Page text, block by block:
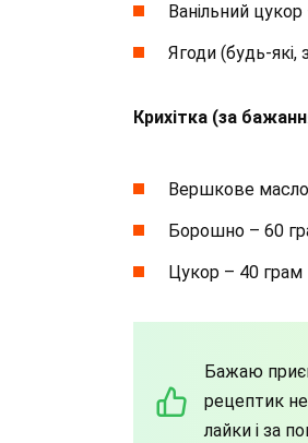
Ванільний
Ягоди (будь-
Крихітка (за
Вершкове
Борошно – 60
Цукор – 40 грам
Бажаю
рецептик
лайки і за